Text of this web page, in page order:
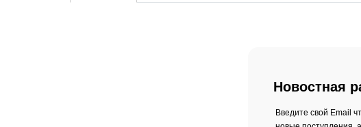
Новостная
Введите свой Email